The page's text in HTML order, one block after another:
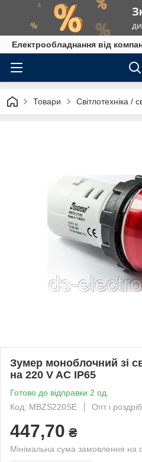
Електрообладнання від
Товари Світлотехніка /
Зумер моноблочний зі
на 220 V AC IP65
Готово до відправки 2 од.
Код: MBZS220SE
Опт і роздріб
447,70 ₴
Мінімальна сума замовлення на